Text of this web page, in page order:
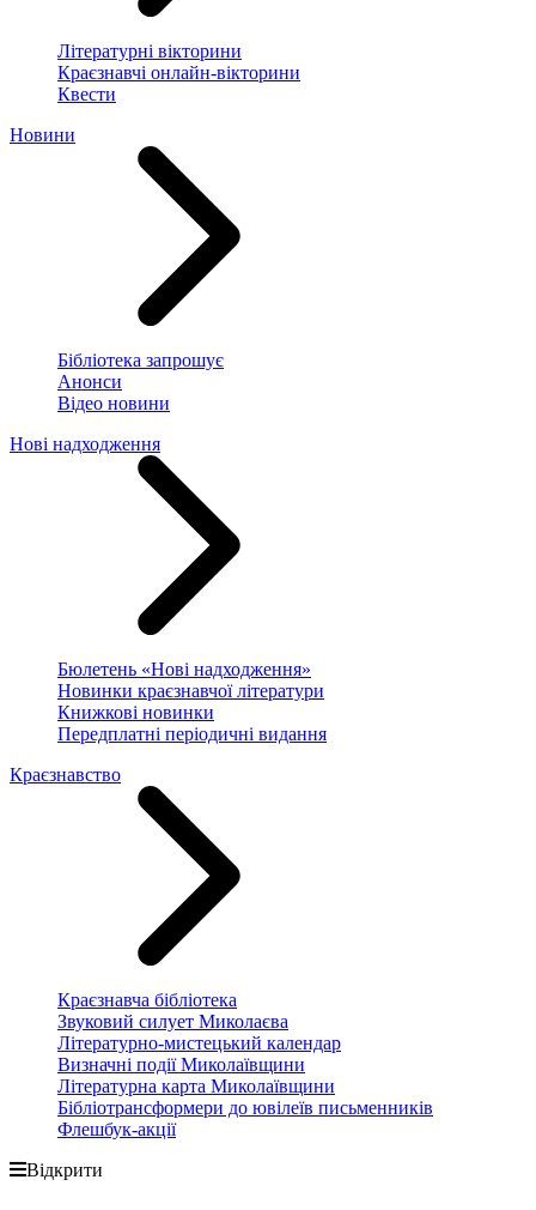
Літературні вікторини
Краєзнавчі онлайн-вікторини
Квести
Новини
Бібліотека запрошує
Анонси
Відео новини
Нові надходження
Бюлетень «Нові надходження»
Новинки краєзнавчої літератури
Книжкові новинки
Передплатні періодичні видання
Краєзнавство
Краєзнавча бібліотека
Звуковий силует Миколаєва
Літературно-мистецький календар
Визначні події Миколаївщини
Літературна карта Миколаївщини
Бібліотрансформери до ювілеїв письменників
Флешбук-акції
Відкрити